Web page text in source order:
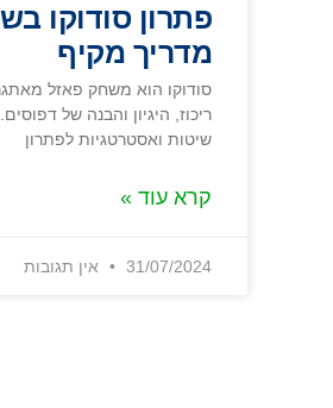
פתרון סודוקו
מדריך מקיף
סודוקו הוא משחק פאזל
ריכוז, היגיון והבנה של
שיטות ואסטרטגיות לפתרון
קרא עוד »
31/07/2024 אין תגובות